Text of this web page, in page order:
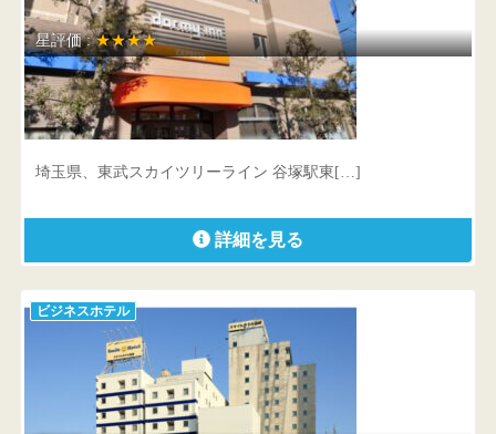
星評価 :★★★★
ドーミーインEXPRESS草加Ｃity
埼玉県 草加市瀬崎1-7-20
埼玉県、東武スカイツリーライン 谷塚駅東[…]
詳細を見る
ビジネスホテル